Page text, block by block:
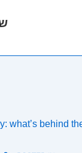
what’s behind